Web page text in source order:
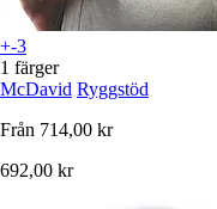
+-3
1 färger
McDavid Ryggstöd
Från 714,00 kr
692,00 kr